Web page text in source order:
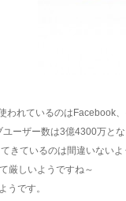
れているのはFacebook
ーザー数は3億4300万とな
きているのは間違いないよ
厳しいようですね～
うです。